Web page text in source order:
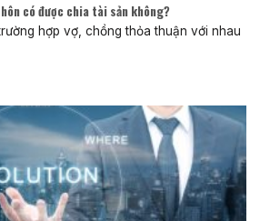
có được chia tài sản không?
hợp vợ, chồng thỏa thuận với nhau